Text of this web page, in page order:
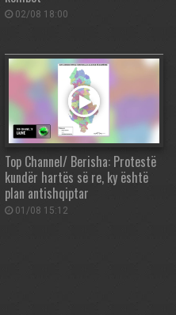
02/08 18:00
Top Channel/ Berisha: Protestë
kundër hartës së re, ky është
plan antishqiptar
01/08 15:12